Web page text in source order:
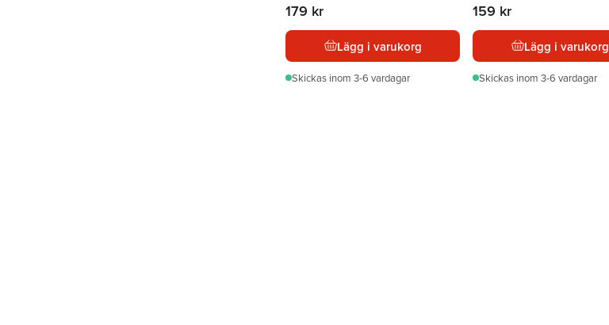
179 kr
Lägg i varukorg
Skickas inom 3-6 vardagar
159 kr
Lägg i varukorg
Skickas inom 3-6 vardagar